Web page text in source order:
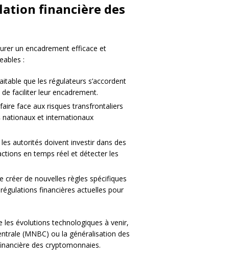
financière des
un encadrement efficace et
:
que les régulateurs s’accordent
faciliter leur encadrement.
face aux risques transfrontaliers
nationaux et internationaux
les autorités doivent investir dans des
en temps réel et détecter les
créer de nouvelles règles spécifiques
financières actuelles pour
évolutions technologiques à venir,
(MNBC) ou la généralisation des
des cryptomonnaies.